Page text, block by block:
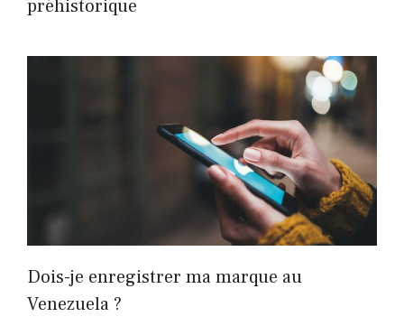
préhistorique
Dois-je enregistrer ma marque au
Venezuela ?